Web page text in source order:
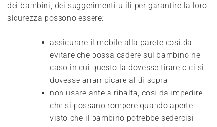
dei bambini, dei suggerimenti utili per garantire la loro
sicurezza possono essere:
assicurare il mobile alla parete così da
evitare che possa cadere sul bambino nel
caso in cui questo la dovesse tirare o ci si
dovesse arrampicare al di sopra
non usare ante a ribalta, così da impedire
che si possano rompere quando aperte
visto che il bambino potrebbe sedercisi